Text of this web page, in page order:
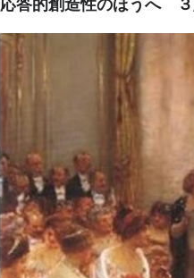
応答的創造性のほうへ